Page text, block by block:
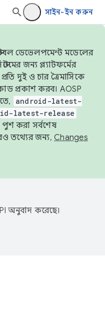
সাইন-ইন করুন
ডেভেলপমেন্ট মডেলের
জন্য প্ল্যাটফর্মের
দুই ও চার ত্রৈমাসিকে
প্রকাশ করব। AOSP
android-latest-
latest-release
পুশ করা সর্বশেষ
তথ্যের জন্য, Changes
অনুবাদ করেছে।